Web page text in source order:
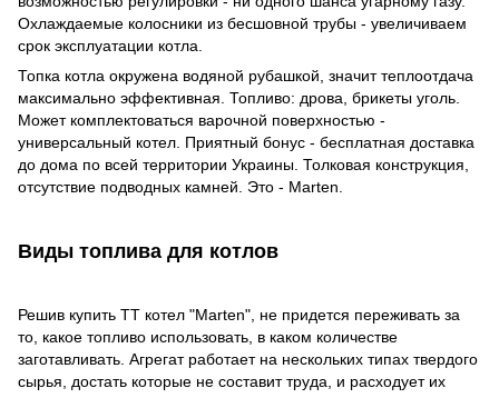
Охлаждаемые колосники из бесшовной трубы - увеличиваем
срок эксплуатации котла.
Топка котла окружена водяной рубашкой, значит теплоотдача
максимально эффективная. Топливо: дрова, брикеты уголь.
Может комплектоваться варочной поверхностью -
универсальный котел. Приятный бонус - бесплатная доставка
до дома по всей территории Украины. Толковая конструкция,
отсутствие подводных камней. Это - Marten.
Виды топлива для котлов
Решив купить ТТ котел "Marten", не придется переживать за
то, какое топливо использовать, в каком количестве
заготавливать. Агрегат работает на нескольких типах твердого
сырья, достать которые не составит труда, и расходует их